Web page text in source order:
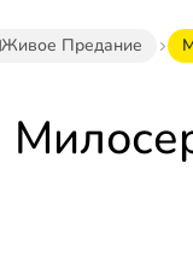
Живое Предание